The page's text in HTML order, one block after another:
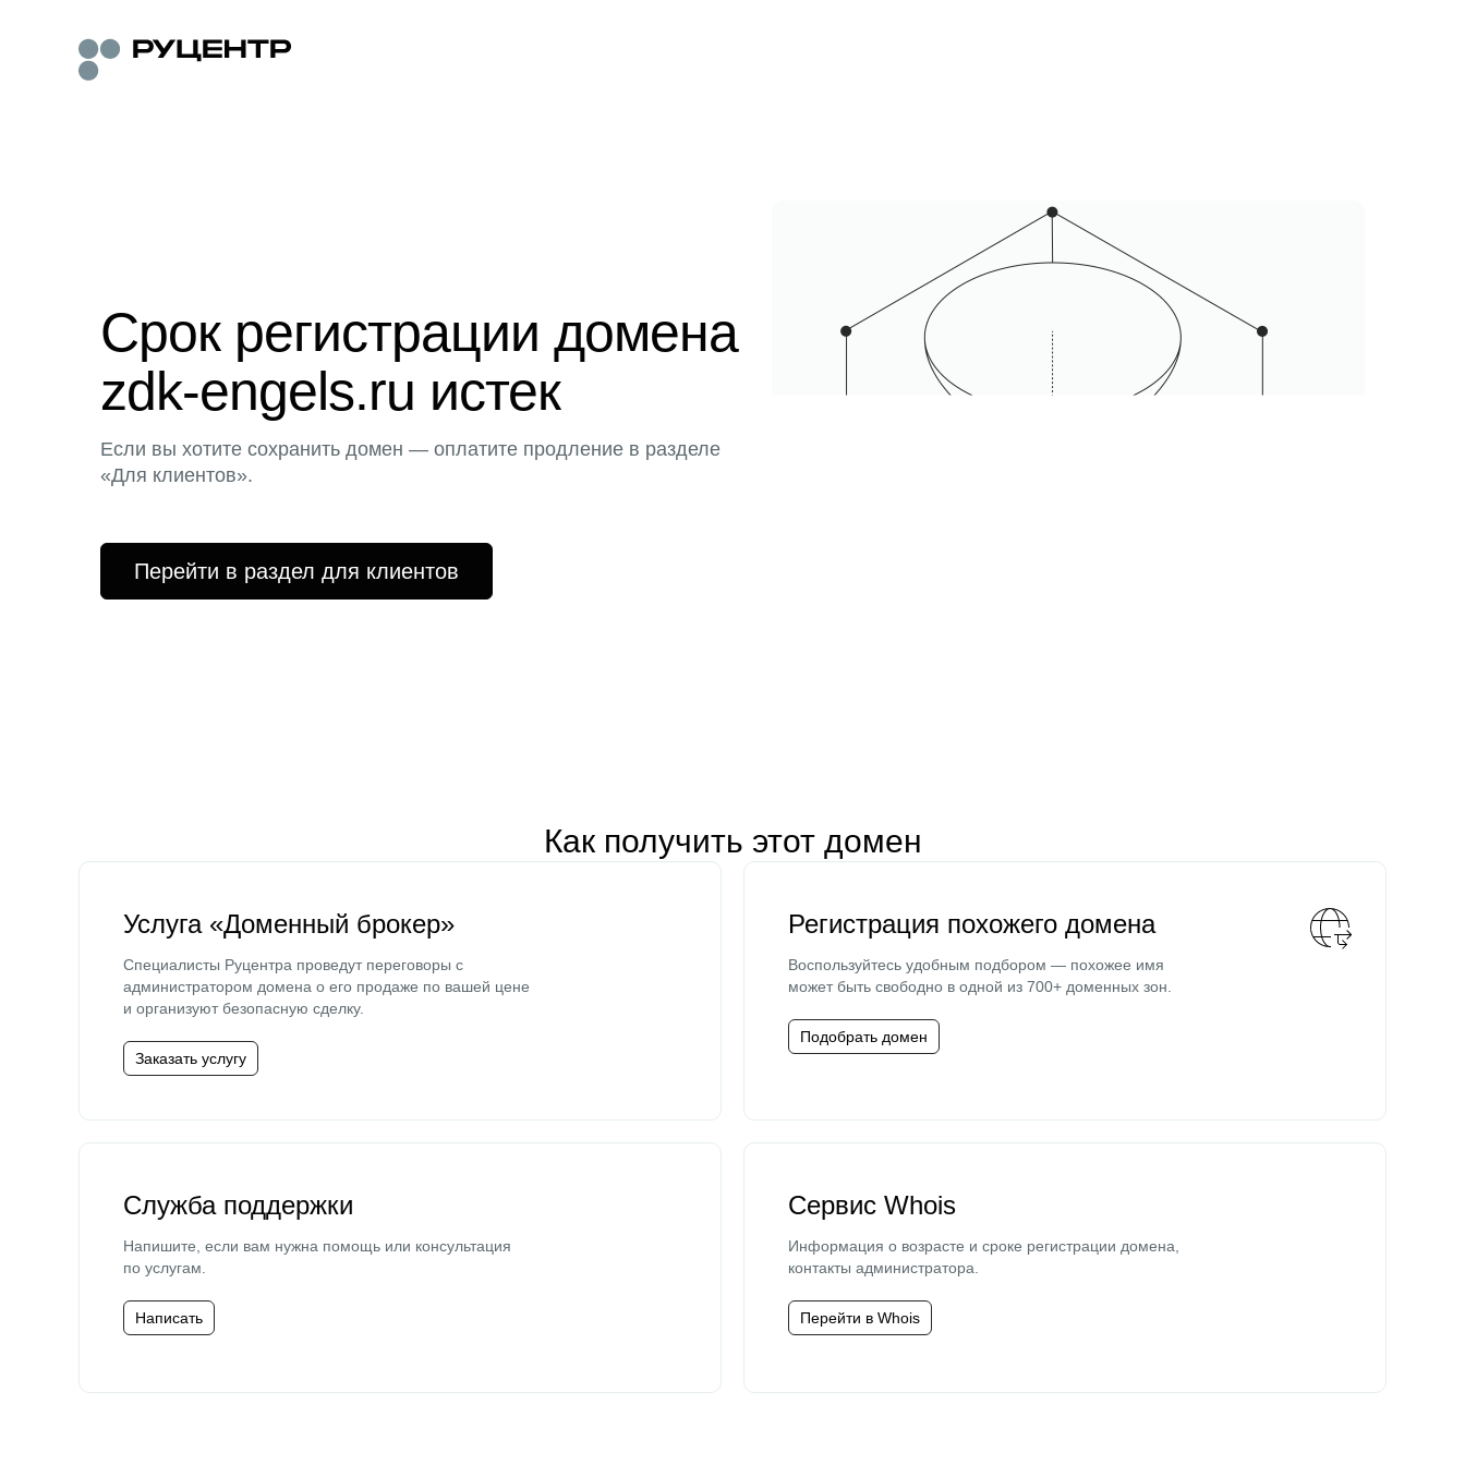
Срок регистрации домена
zdk-engels.ru истек
Если вы хотите сохранить домен — оплатите продление в разделе
«Для клиентов».
Перейти в раздел для клиентов
Как получить этот домен
Услуга «Доменный брокер»
Специалисты Руцентра проведут переговоры с
администратором домена о его продаже по вашей цене
и организуют безопасную сделку.
Заказать услугу
Регистрация похожего домена
Воспользуйтесь удобным подбором — похожее имя
может быть свободно в одной из 700+ доменных зон.
Подобрать домен
Служба поддержки
Напишите, если вам нужна помощь или консультация
по услугам.
Написать
Сервис Whois
Информация о возрасте и сроке регистрации домена,
контакты администратора.
Перейти в Whois